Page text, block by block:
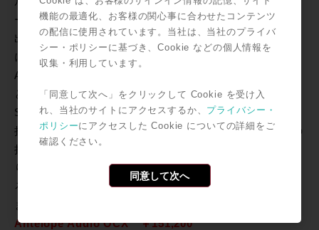
ードクロック
出力とは別途
に2系統の
AES/EBU出力
と2系統の
S/PDIF出力を備えます。これにより、Word Clock Inを
持たない機器にもクロックの供給が可能となり、OCＸの
持つ高い精度のクロックの恩恵を受けることが可能とな
ります。Sample Rateも32~192kHzと幅広く対応。もち
ろん、OVENテクノロジー、Atomic Clockも搭載してい
ます。
Antelope Audio OCX ￥151,200
機能の最適化、お客様の関心事に合わせたコンテンツ
の配信に使用されています。当社は、当社のプライバ
シー・ポリシーに基づき、Cookie などの個人情報を
収集・利用しています。
「同意して次へ」をクリックして Cookie を受け入
れ、当社のサイトにアクセスするか、 プライバシー・
ポリシーにアクセスした Cookie についての詳細をご
確認ください。
同意して次へ